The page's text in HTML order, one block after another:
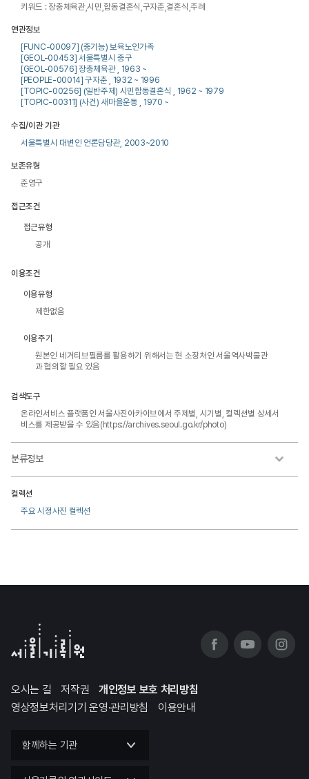
키워드 : 장충체육관,시민,합동결혼식,구자춘,결혼식,주례
연관정보
[FUNC-00097] (중기능) 보육노인가족
[GEOL-00453] 서울특별시 중구
[GEOL-00576] 장충체육관 , 1963 ~
[PEOPLE-00014] 구자춘 , 1932 ~ 1996
[TOPIC-00256] (일반주제) 시민합동결혼식 , 1962 ~ 1979
[TOPIC-00311] (사건) 새마을운동 , 1970 ~
수집/이관 기관
서울특별시 대변인 언론담당관, 2003~2010
보존유형
준영구
접근조건
접근유형
공개
이용조건
이용유형
제한없음
이용주기
원본인 네거티브필름를 활용하기 위해서는 현 소장처인 서울역사박물관
과 협의할 필요 있음
검색도구
온라인서비스 플랫폼인 서울사진아카이브에서 주제별, 시기별, 컬렉션별 상세서
비스를 제공받을 수 있음(https://archives.seoul.go.kr/photo)
분류정보
컬렉션
주요 시정사진 컬렉션
오시는 길 저작권
개인정보 보호 처리방침
영상정보처리기기 운영·관리방침
이용안내
함께하는 기관